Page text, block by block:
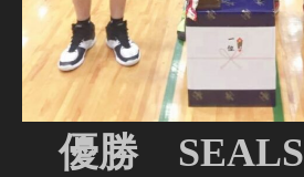
優勝 SEALS